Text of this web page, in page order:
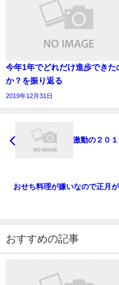
今年1年でどれだけ進歩できた
か？を振り返る
2019年12月31日
激動の２０
おせち料理が嫌いなので正月
おすすめの記事